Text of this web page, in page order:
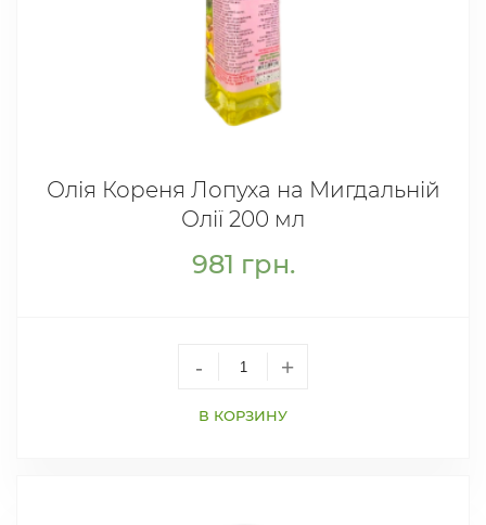
Олія Кореня Лопуха на Мигдальній
Олії 200 мл
981 грн.
- +
В КОРЗИНУ